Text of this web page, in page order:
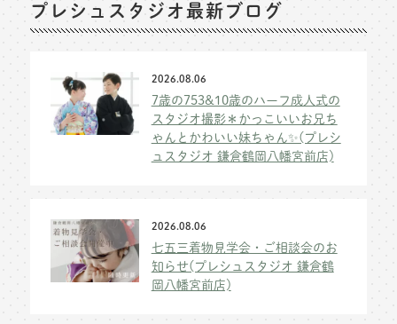
プレシュスタジオ最新ブログ
2026.08.06
7歳の753&10歳のハーフ成人式の
スタジオ撮影＊かっこいいお兄ち
ゃんとかわいい妹ちゃん✨(プレシ
ュスタジオ 鎌倉鶴岡八幡宮前店)
2026.08.06
七五三着物見学会・ご相談会のお
知らせ(プレシュスタジオ 鎌倉鶴
岡八幡宮前店)